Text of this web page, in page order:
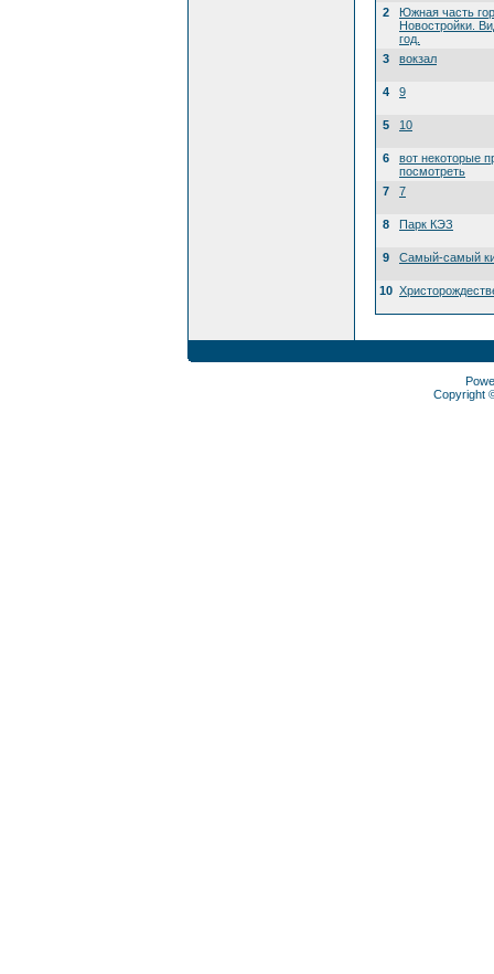
2
Южная часть
Новостройки.
год.
3
вокзал
4 9
5 10
6
вот некоторые
посмотреть
7
7
8 Парк КЭЗ
9 Самый-самый
10
Copyright